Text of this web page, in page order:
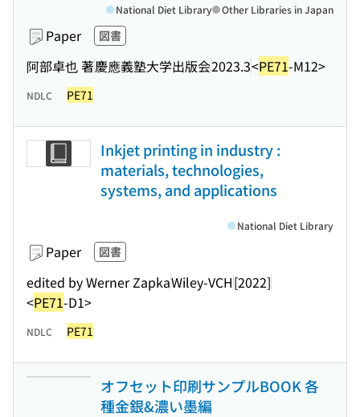
Paper 図書
阿部卓也 著慶應義塾大学出版会2023.3<PE71-M12>
National Diet Library Other Libraries in Japan
NDLC PE71
Inkjet printing in industry :
materials, technologies,
systems, and applications
Paper 図書
edited by Werner ZapkaWiley-VCH[2022]
<PE71-D1>
National Diet Library
NDLC PE71
オフセット印刷サンプルBOOK 各
種金銀&濃い墨編